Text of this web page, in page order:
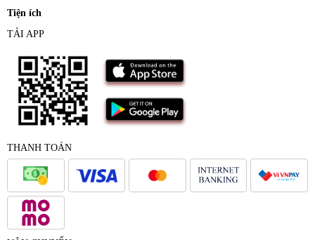
Tiện ích
TẢI APP
THANH TOÁN